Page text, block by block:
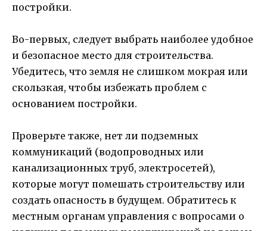
постройки.
Во-первых, следует выбрать наиболее удобное
и безопасное место для строительства.
Убедитесь, что земля не слишком мокрая или
скользкая, чтобы избежать проблем с
основанием постройки.
Проверьте также, нет ли подземных
коммуникаций (водопроводных или
канализационных труб, электросетей),
которые могут помешать строительству или
создать опасность в будущем. Обратитесь к
местным органам управления с вопросами о